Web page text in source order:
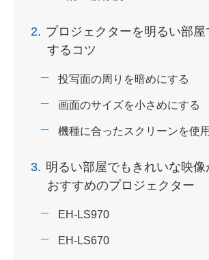
2. プロジェクターを明るい部屋
するコツ
投写面の周りを暗めにする
画面のサイズを小さめにする
機種に合ったスクリーンを使
3. 明るい部屋でもきれいな映像
おすすめのプロジェクター
EH-LS970
EH-LS670